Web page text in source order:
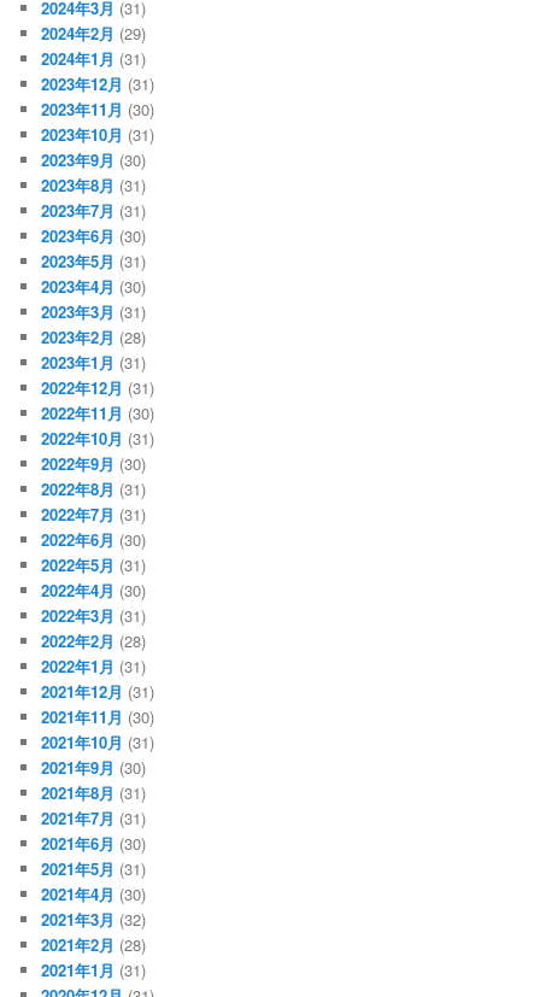
2024年3月 (31)
2024年2月 (29)
2024年1月 (31)
2023年12月 (31)
2023年11月 (30)
2023年10月 (31)
2023年9月 (30)
2023年8月 (31)
2023年7月 (31)
2023年6月 (30)
2023年5月 (31)
2023年4月 (30)
2023年3月 (31)
2023年2月 (28)
2023年1月 (31)
2022年12月 (31)
2022年11月 (30)
2022年10月 (31)
2022年9月 (30)
2022年8月 (31)
2022年7月 (31)
2022年6月 (30)
2022年5月 (31)
2022年4月 (30)
2022年3月 (31)
2022年2月 (28)
2022年1月 (31)
2021年12月 (31)
2021年11月 (30)
2021年10月 (31)
2021年9月 (30)
2021年8月 (31)
2021年7月 (31)
2021年6月 (30)
2021年5月 (31)
2021年4月 (30)
2021年3月 (32)
2021年2月 (28)
2021年1月 (31)